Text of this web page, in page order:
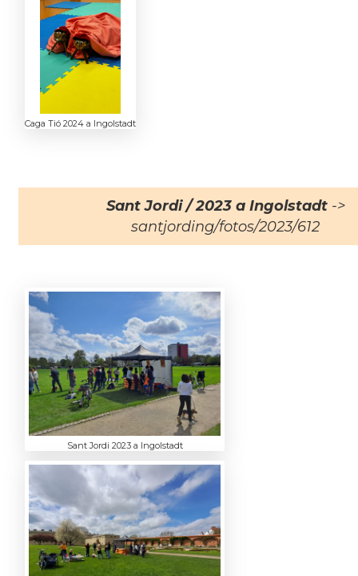
Caga Tió 2024 a Ingolstadt
Sant Jordi / 2023 a Ingolstadt->
santjording/fotos/2023/612
Sant Jordi 2023 a Ingolstadt